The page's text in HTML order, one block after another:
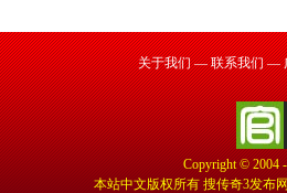
关于我们 — 联系我们 —
Copyright © 2004
本站中文版权所有 搜传奇3发布